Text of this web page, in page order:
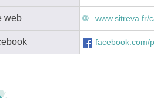
web www.sitreva.fr/
facebook.com/